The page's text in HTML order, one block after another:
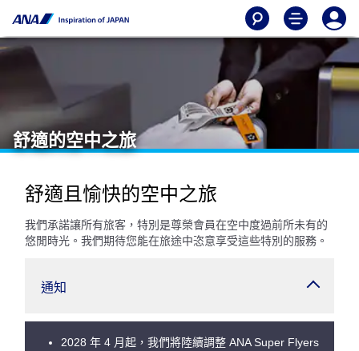
舒適的空中之旅
舒適且愉快的空中之旅
我們承諾讓所有旅客，特別是尊榮會員在空中度過前所未有的
悠閒時光。我們期待您能在旅途中恣意享受這些特別的服務。
通知
2028 年 4 月起，我們將陸續調整 ANA Super Flyers